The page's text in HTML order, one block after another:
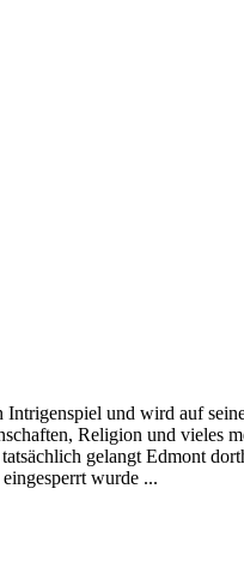
und wird auf
Religion und vieles
gelangt Edmont
wurde ...